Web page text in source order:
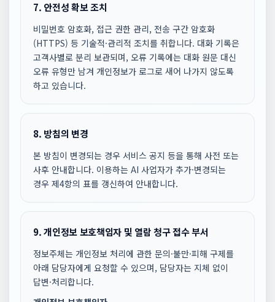
7. 안전성 확보 조치
비밀번호 암호화, 접근 권한 관리, 전송 구간 암호화
(HTTPS) 등 기술적·관리적 조치를 취합니다. 대화 기록은
고객사별로 분리 보관되며, 오류 기록에는 대화 원문 대신
오류 유형만 남겨 개인정보가 로그로 새어 나가지 않도록
하고 있습니다.
8. 방침의 변경
본 방침이 변경되는 경우 서비스 공지 등을 통해 사전 또는
사후 안내합니다. 이용하는 AI 사업자가 추가·변경되는
경우 제4항의 표를 갱신하여 안내합니다.
9. 개인정보 보호책임자 및 열람 청구 접수 부서
정보주체는 개인정보 처리에 관한 문의·불만·피해 구제를
아래 담당자에게 요청할 수 있으며, 담당자는 지체 없이
답변·처리합니다.